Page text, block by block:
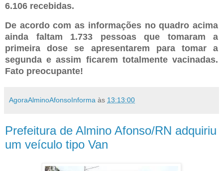
6.106 recebidas.
De acordo com as informações no quadro acima
ainda faltam 1.733 pessoas que tomaram a
primeira dose se apresentarem para tomar a
segunda e assim ficarem totalmente vacinadas.
Fato preocupante!
AgoraAlminoAfonsoInforma às 13:13:00
Prefeitura de Almino Afonso/RN adquiriu
um veículo tipo Van